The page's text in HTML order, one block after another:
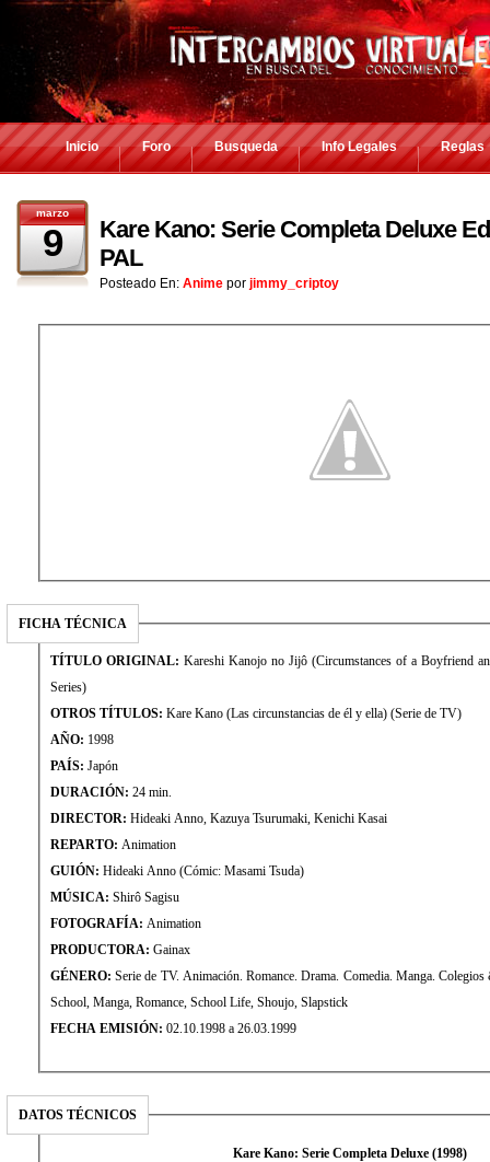
Inicio Foro Busqueda Info Legales Reglas
marzo
9
Kare Kano: Serie Completa Deluxe
PAL
Posteado En: Anime por jimmy_criptoy
FICHA TÉCNICA
TÍTULO ORIGINAL: Kareshi Kanojo no Jijô (Circumstances of a Boyfriend
Series)
OTROS TÍTULOS: Kare Kano (Las circunstancias de él y ella) (Serie de TV)
AÑO: 1998
PAÍS: Japón
DURACIÓN: 24 min.
DIRECTOR: Hideaki Anno, Kazuya Tsurumaki, Kenichi Kasai
REPARTO: Animation
GUIÓN: Hideaki Anno (Cómic: Masami Tsuda)
MÚSICA: Shirô Sagisu
FOTOGRAFÍA: Animation
PRODUCTORA: Gainax
GÉNERO: Serie de TV. Animación. Romance. Drama. Comedia. Manga.
School, Manga, Romance, School Life, Shoujo, Slapstick
FECHA EMISIÓN: 02.10.1998 a 26.03.1999
DATOS TÉCNICOS
Kare Kano: Serie Completa Deluxe (1998)